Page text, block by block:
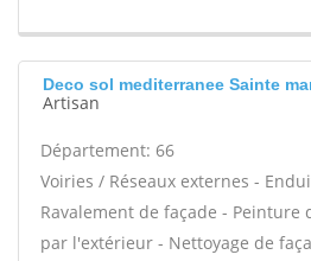
Deco sol mediterranee Sainte
Artisan
Département: 66
Voiries / Réseaux externes -
Ravalement de façade - Peinture
par l'extérieur - Nettoyage de